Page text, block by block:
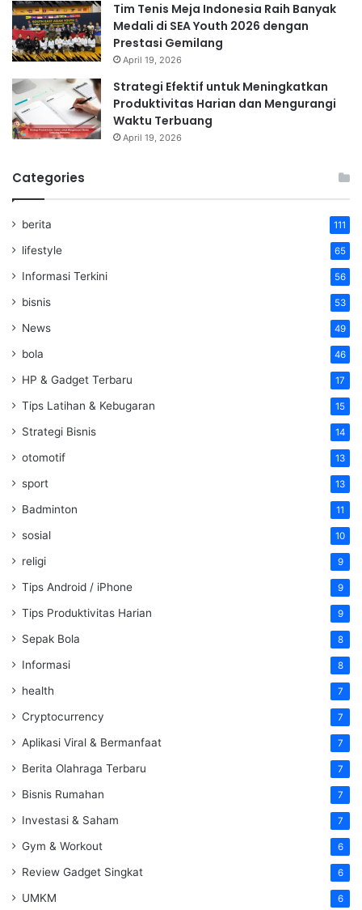
Tim Tenis Meja Indonesia Raih Banyak
Medali di SEA Youth 2026 dengan
Prestasi Gemilang
April 19, 2026
Strategi Efektif untuk Meningkatkan
Produktivitas Harian dan Mengurangi
Waktu Terbuang
April 19, 2026
Categories
berita 111
lifestyle 65
Informasi Terkini 56
bisnis 53
News 49
bola 46
HP & Gadget Terbaru 17
Tips Latihan & Kebugaran 15
Strategi Bisnis 14
otomotif 13
sport 13
Badminton 11
sosial 10
religi 9
Tips Android / iPhone 9
Tips Produktivitas Harian 9
Sepak Bola 8
Informasi 8
health 7
Cryptocurrency 7
Aplikasi Viral & Bermanfaat 7
Berita Olahraga Terbaru 7
Bisnis Rumahan 7
Investasi & Saham 7
Gym & Workout 6
Review Gadget Singkat 6
UMKM 6